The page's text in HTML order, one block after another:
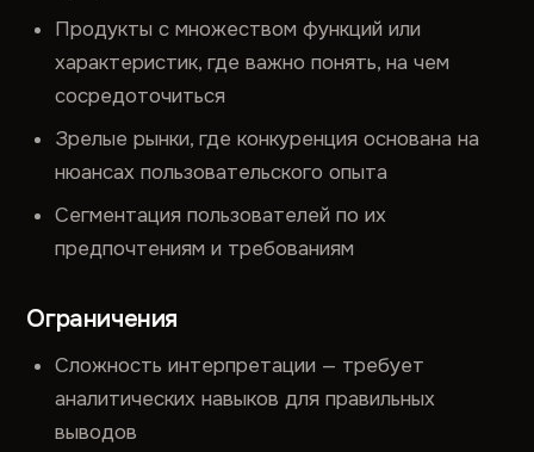
Продукты с множеством функций или
характеристик, где важно понять, на чем
сосредоточиться
Зрелые рынки, где конкуренция основана на
нюансах пользовательского опыта
Сегментация пользователей по их
предпочтениям и требованиям
Ограничения
Сложность интерпретации — требует
аналитических навыков для правильных
выводов